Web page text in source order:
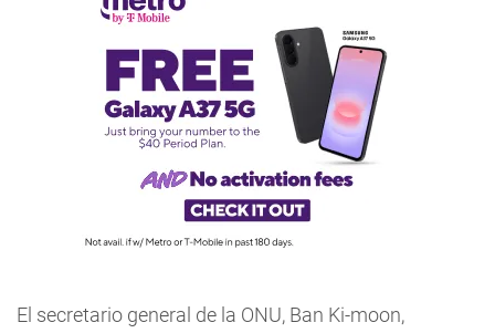
El secretario general de la ONU, Ban Ki-moon,